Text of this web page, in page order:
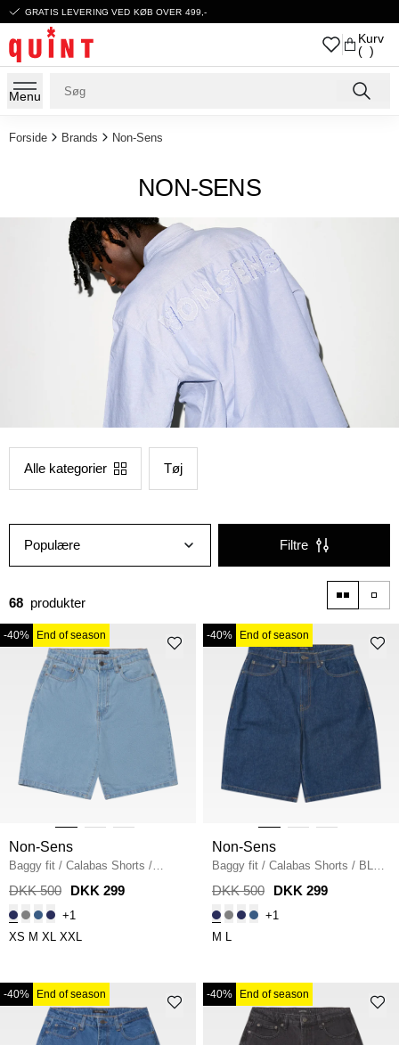
GRATIS LEVERING VED KØB OVER 499,-
Kurv
( )
Menu
Forside Brands Non-Sens
NON-SENS
Alle kategorier Tøj
Populære Filtre
68 produkter
-40% End of season
Non-Sens
Baggy fit / Calabas Shorts /
LIGHT BLUE
DKK 500 DKK 299
+1
XS M XL XXL
-40% End of season
Non-Sens
Baggy fit / Calabas Shorts / BLUE
SURF
DKK 500 DKK 299
+1
M L
-40% End of season -40% End of season